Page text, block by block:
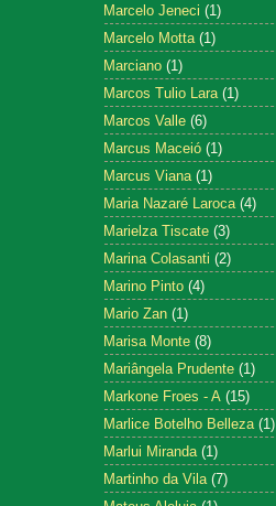
Marcelo Jeneci (1)
Marcelo Motta (1)
Marciano (1)
Marcos Tulio Lara (1)
Marcos Valle (6)
Marcus Maceió (1)
Marcus Viana (1)
Maria Nazaré Laroca (4)
Marielza Tiscate (3)
Marina Colasanti (2)
Marino Pinto (4)
Mario Zan (1)
Marisa Monte (8)
Mariângela Prudente (1)
Markone Froes - A (15)
Marlice Botelho Belleza (1)
Marlui Miranda (1)
Martinho da Vila (7)